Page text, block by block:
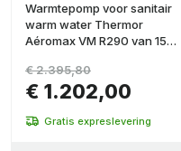
Warmtepomp voor sanitair
warm water Thermor
Aéromax VM R290 van 150
€ 1.202,00
€ 2.395,80
Gratis expreslevering